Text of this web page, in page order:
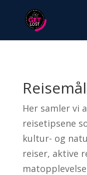
Her samler vi
reisetipsene
kultur- og
reiser, aktive